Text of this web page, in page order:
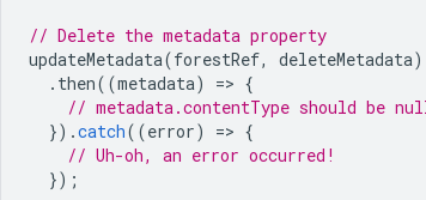
// Delete the metadata property
updateMetadata(forestRef, deleteMetadata)
. then((metadata) => {
// metadata.contentType should be
}).catch((error) => {
// Uh-oh, an error occurred!
});